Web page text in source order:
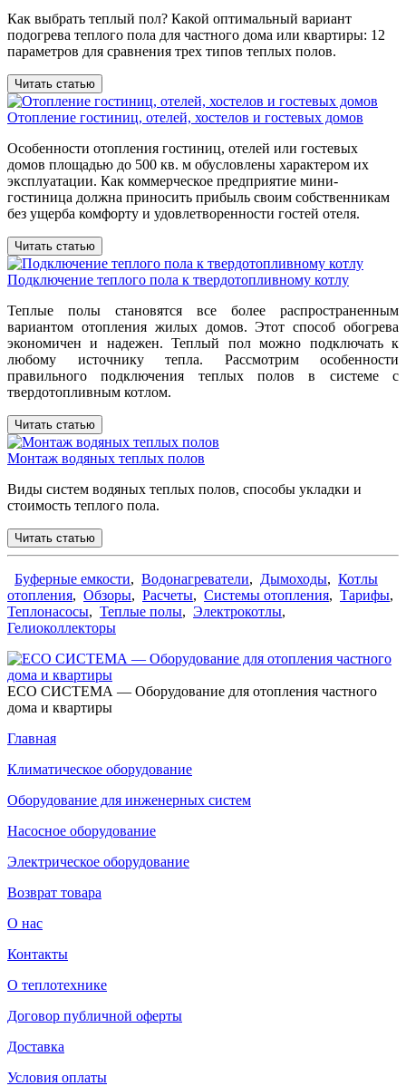
Как выбрать теплый пол? Какой оптимальный вариант
подогрева теплого пола для частного дома или квартиры: 12
параметров для сравнения трех типов теплых полов.
Читать статью
Отопление гостиниц, отелей, хостелов и гостевых домов
Особенности отопления гостиниц, отелей или гостевых
домов площадью до 500 кв. м обусловлены характером их
эксплуатации. Как коммерческое предприятие мини-
гостиница должна приносить прибыль своим собственникам
без ущерба комфорту и удовлетворенности гостей отеля.
Читать статью
Подключение теплого пола к твердотопливному котлу
Теплые полы становятся все более распространенным
вариантом отопления жилых домов. Этот способ обогрева
экономичен и надежен. Теплый пол можно подключать к
любому источнику тепла. Рассмотрим особенности
правильного подключения теплых полов в системе с
твердотопливным котлом.
Читать статью
Монтаж водяных теплых полов
Виды систем водяных теплых полов, способы укладки и
стоимость теплого пола.
Читать статью
Буферные емкости, Водонагреватели, Дымоходы, Котлы
отопления, Обзоры, Расчеты, Системы отопления, Тарифы,
Теплонасосы, Теплые полы, Электрокотлы,
Гелиоколлекторы
ECO СИСТЕМА — Оборудование для отопления частного
дома и квартиры
Главная
Климатическое оборудование
Оборудование для инженерных систем
Насосное оборудование
Электрическое оборудование
Возврат товара
О нас
Контакты
О теплотехнике
Договор публичной оферты
Доставка
Условия оплаты